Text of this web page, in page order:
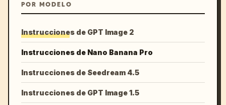
POR MODELO
Instrucciones de GPT Image 2
Instrucciones de Nano Banana Pro
Instrucciones de Seedream 4.5
Instrucciones de GPT Image 1.5